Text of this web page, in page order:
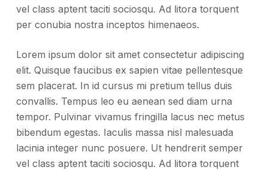
vel class aptent taciti sociosqu. Ad litora torquent
per conubia nostra inceptos himenaeos.
Lorem ipsum dolor sit amet consectetur adipiscing
elit. Quisque faucibus ex sapien vitae pellentesque
sem placerat. In id cursus mi pretium tellus duis
convallis. Tempus leo eu aenean sed diam urna
tempor. Pulvinar vivamus fringilla lacus nec metus
bibendum egestas. Iaculis massa nisl malesuada
lacinia integer nunc posuere. Ut hendrerit semper
vel class aptent taciti sociosqu. Ad litora torquent